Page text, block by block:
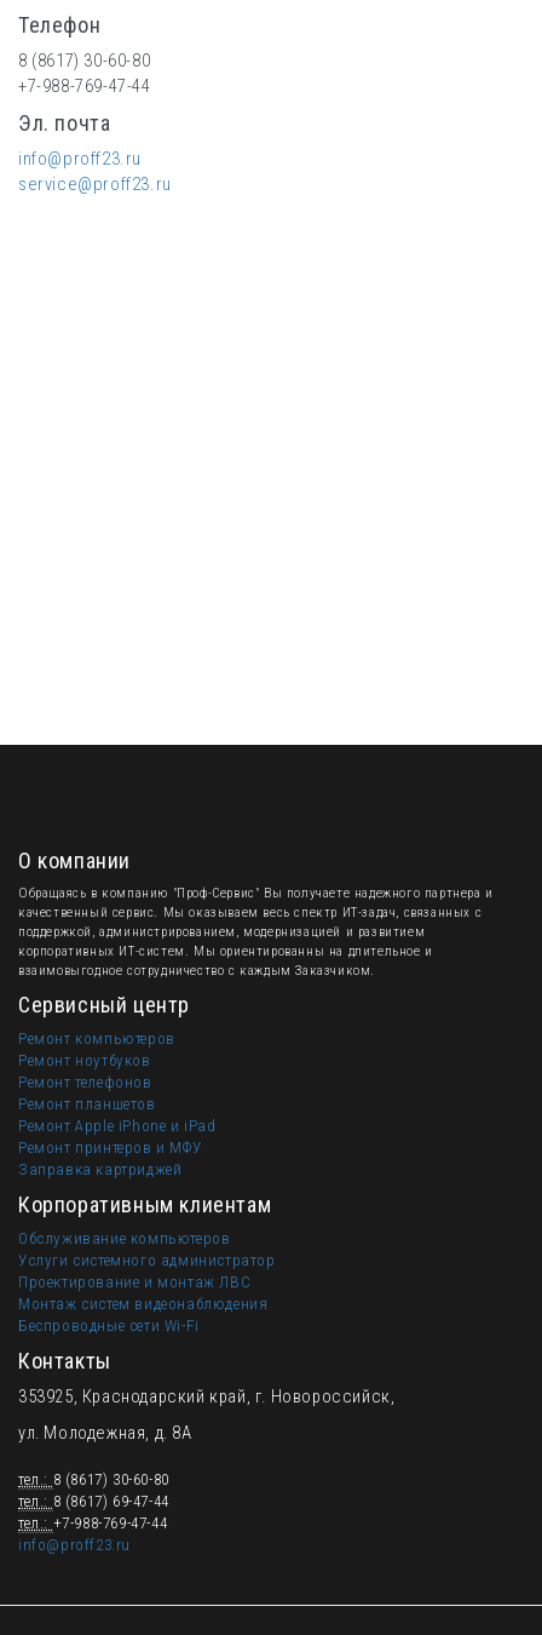
Телефон
8 (8617) 30-60-80
+7-988-769-47-44
Эл. почта
info@proff23.ru
service@proff23.ru
О компании
Обращаясь в компанию "Проф-Сервис" Вы получаете надежного партнера и
качественный сервис. Мы оказываем весь спектр ИТ-задач, связанных с
поддержкой, администрированием, модернизацией и развитием
корпоративных ИТ-систем. Мы ориентированны на длительное и
взаимовыгодное сотрудничество с каждым Заказчиком.
Сервисный центр
Ремонт компьютеров
Ремонт ноутбуков
Ремонт телефонов
Ремонт планшетов
Ремонт Apple iPhone и iPad
Ремонт принтеров и МФУ
Заправка картриджей
Корпоративным клиентам
Обслуживание компьютеров
Услуги системного администратор
Проектирование и монтаж ЛВС
Монтаж систем видеонаблюдения
Беспроводные сети Wi-Fi
Контакты
353925, Краснодарский край, г. Новороссийск,
ул. Молодежная, д. 8А
тел.: 8 (8617) 30-60-80
тел.: 8 (8617) 69-47-44
тел.: +7-988-769-47-44
info@proff23.ru